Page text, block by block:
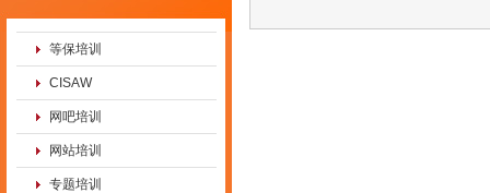
等保培训
CISAW
网吧培训
网站培训
专题培训